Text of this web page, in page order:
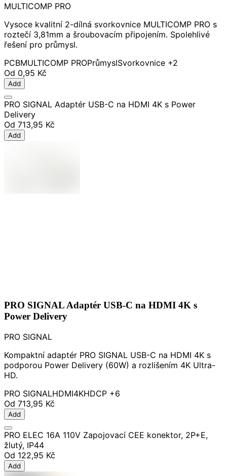
MULTICOMP PRO
Vysoce kvalitní 2-dílná svorkovnice MULTICOMP PRO s
roztečí 3,81mm a šroubovacím připojením. Spolehlivé
řešení pro průmysl.
PCBMULTICOMP PROPrůmyslSvorkovnice +2
Od 0,95 Kč
Add
PRO SIGNAL Adaptér USB-C na HDMI 4K s Power
Delivery
Od 713,95 Kč
Add
PRO SIGNAL Adaptér USB-C na HDMI 4K s
Power Delivery
PRO SIGNAL
Kompaktní adaptér PRO SIGNAL USB-C na HDMI 4K s
podporou Power Delivery (60W) a rozlišením 4K Ultra-
HD.
PRO SIGNALHDMI4KHDCP +6
Od 713,95 Kč
Add
PRO ELEC 16A 110V Zapojovací CEE konektor, 2P+E,
žlutý, IP44
Od 122,95 Kč
Add